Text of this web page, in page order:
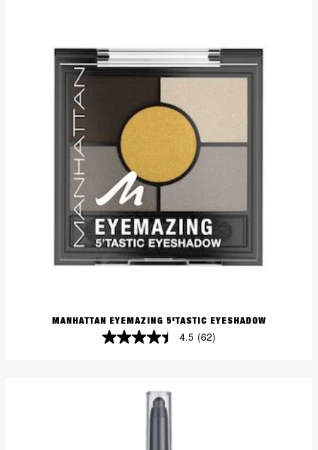
MANHATTAN EYEMAZING 5'TASTIC EYESHADOW
4.5 (62)
4.5
Bewertungen